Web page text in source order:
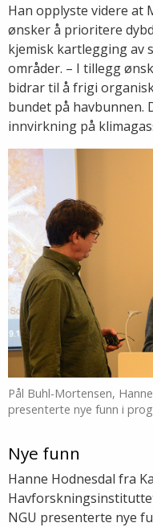
Han opplyste videre at
ønsker å prioritere
kjemisk kartlegging av
områder. – I tillegg
bidrar til å frigi
bundet på havbunnen.
innvirkning på
Pål Buhl-Mortensen,
presenterte nye funn i
Nye funn
Hanne Hodnesdal fra
NGU presenterte nye